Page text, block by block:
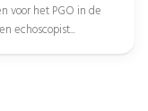
voor het PGO in de
echoscopist...